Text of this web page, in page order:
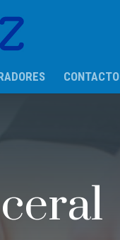
CONTACTO